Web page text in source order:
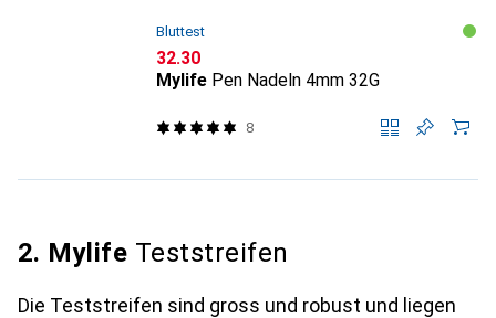
Bluttest
CHF
32.30
Mylife Pen Nadeln 4mm 32G
8
2. Mylife Teststreifen
Die Teststreifen sind gross und robust und liegen